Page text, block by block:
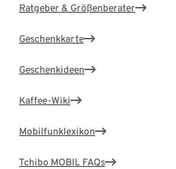
Ratgeber & Größenberater
Geschenkkarte
Geschenkideen
Kaffee-Wiki
Mobilfunklexikon
Tchibo MOBIL FAQs